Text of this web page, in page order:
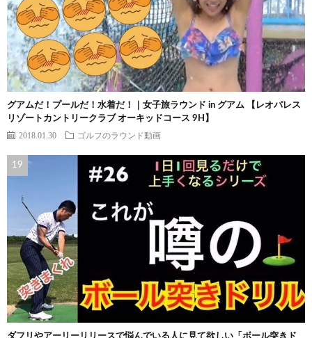
グアムだ！プールだ！水着だ！｜女子旅ラウンド in グアム 【レオパレス
リゾートカントリークラブ オーキッドコース 9H】
2018.01.30 ゴルフのラウンド動画
ダフリやアーリーリリースで悩んでいる人に見て欲しい「ボール突きド